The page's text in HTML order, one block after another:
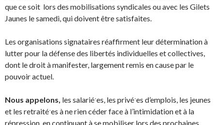
que ce soit lors des mobilisations syndicales ou avec les Gilets
Jaunes le samedi, qui doivent être satisfaites.
Les organisations signataires réaffirment leur détermination à
lutter pour la défense des libertés individuelles et collectives,
dont le droit à manifester, largement remis en cause par le
pouvoir actuel.
Nous appelons, les salariéˑes, les privéˑes d’emplois, les jeunes
et les retraitéˑes à ne rien céder face à l’intimidation et à la
répression, en continuant à se mobiliser lors des prochaines